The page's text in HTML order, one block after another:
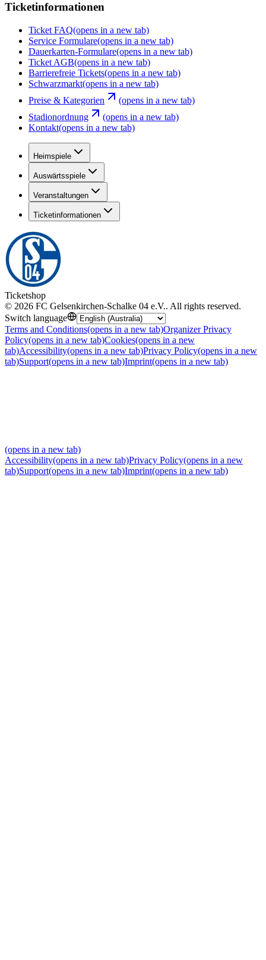
Ticketinformationen
Ticket FAQ(opens in a new tab)
Service Formulare(opens in a new tab)
Dauerkarten-Formulare(opens in a new tab)
Ticket AGB(opens in a new tab)
Barrierefreie Tickets(opens in a new tab)
Schwarzmarkt(opens in a new tab)
Preise & Kategorien
(opens in a new tab)
Stadionordnung
(opens in a new tab)
Kontakt(opens in a new tab)
Heimspiele
Auswärtsspiele
Veranstaltungen
Ticketinformationen
Ticketshop
© 2026 FC Gelsenkirchen-Schalke 04 e.V.. All rights reserved.
Switch language
Terms and Conditions(opens in a new tab)Organizer Privacy
Policy(opens in a new tab)Cookies(opens in a new
tab)Accessibility(opens in a new tab)Privacy Policy(opens in a new
tab)Support(opens in a new tab)Imprint(opens in a new tab)
(opens in a new tab)
Accessibility(opens in a new tab)Privacy Policy(opens in a new
tab)Support(opens in a new tab)Imprint(opens in a new tab)